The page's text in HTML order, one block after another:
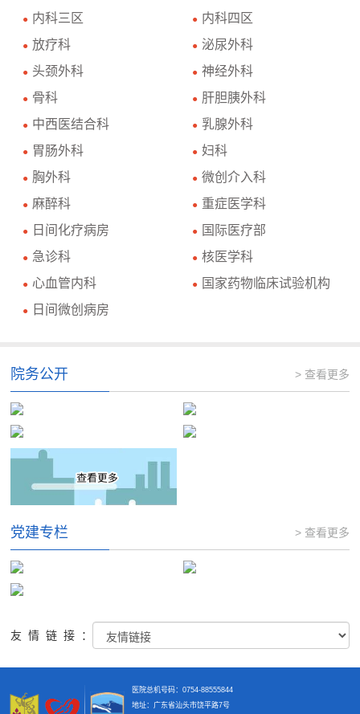
● 内科三区 ● 内科四区
● 放疗科 ● 泌尿外科
● 头颈外科 ● 神经外科
● 骨科 ● 肝胆胰外科
● 中西医结合科 ● 乳腺外科
● 胃肠外科 ● 妇科
● 胸外科 ● 微创介入科
● 麻醉科 ● 重症医学科
● 日间化疗病房 ● 国际医疗部
● 急诊科 ● 核医学科
● 心血管内科 ● 国家药物临床试验机构
● 日间微创病房
院务公开 > 查看更多
党建专栏 > 查看更多
友情链接：
医院总机号码：0754-88555844
地址：广东省汕头市饶平路7号